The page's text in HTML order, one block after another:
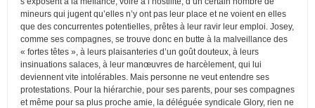
mineurs qui jugent qu’elles n’y ont pas leur place et ne voient en elles
que des concurrentes potentielles, prêtes à leur ravir leur emploi. Josey,
comme ses compagnes, se trouve donc en butte à la malveillance des
« fortes têtes », à leurs plaisanteries d’un goût douteux, à leurs
insinuations salaces, à leur manœuvres de harcèlement, qui lui
deviennent vite intolérables. Mais personne ne veut entendre ses
protestations. Pour la hiérarchie, pour ses parents, pour ses compagnes
et même pour sa plus proche amie, la déléguée syndicale Glory, rien ne